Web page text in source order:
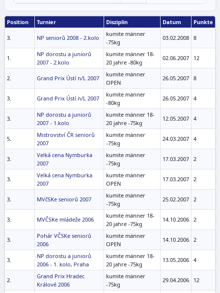
Position Turnier Disziplin Datum Punkte
3. NP seniorů 2008 - 2.kolo
kumite männer
-75kg
03.02.2008 8
1.
NP dorostu a juniorů
2007 - 2.kolo
kumite männer 18-
20 jahre -80kg
02.06.2007 12
2. Grand Prix Ústí n/L 2007
kumite männer
OPEN
26.05.2007 8
3. Grand Prix Ústí n/L 2007
kumite männer
-80kg
26.05.2007 4
3.
NP dorostu a juniorů
2007 - 1.kolo
kumite männer 18-
20 jahre -75kg
12.05.2007 4
5.
Mistrovství ČR seniorů
2007
kumite männer
-75kg
24.03.2007 4
3.
Velká cena Nymburka
2007
kumite männer
-75kg
17.03.2007 2
3.
Velká cena Nymburka
2007
kumite männer
OPEN
17.03.2007 2
3. MVčSKe seniorů 2007
kumite männer
-75kg
25.02.2007 2
3. MVČSKe mládeže 2006
kumite männer 18-
20 jahre -75kg
14.10.2006 2
3.
Pohár VČSKe seniorů
2006
kumite männer
OPEN
14.10.2006 2
3.
NP dorostu a juniorů
2006 - 1. kolo, Praha
kumite männer 18-
20 jahre -75kg
13.05.2006 4
2.
Grand Prix Hradec
Králové 2006
kumite männer
-75kg
29.04.2006 12